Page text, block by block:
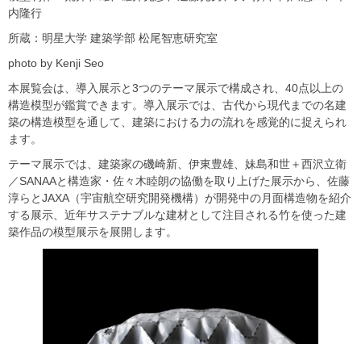
内隆行
所蔵：明星大学 建築学部 松尾智恵研究室
photo by Kenji Seo
本展覧会は、導入展示と3つのテーマ展示で構成され、40点以上の
構造模型が鑑賞できます。導入展示では、古代から現代までの名建
築の構造模型を通して、建築における力の流れを感覚的に捉えられ
ます。
テーマ展示では、建築家の磯崎新、伊東豊雄、妹島和世＋西沢立衛
／SANAAと構造家・佐々木睦朗の協働を取り上げた展示から、佐藤
淳らとJAXA（宇宙航空研究開発機構）が開発中の月面構造物を紹介
する展示、近年サステナブルな建材として注目される竹を使った建
築作品の模型展示を展開します。